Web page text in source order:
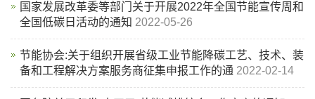
国家发展改革委等部门关于开展2022年全国节能宣传周和
全国低碳日活动的通知 2022-05-26
节能协会:关于组织开展省级工业节能降碳工艺、技术、装
备和工程解决方案服务商征集申报工作的通 2022-02-14